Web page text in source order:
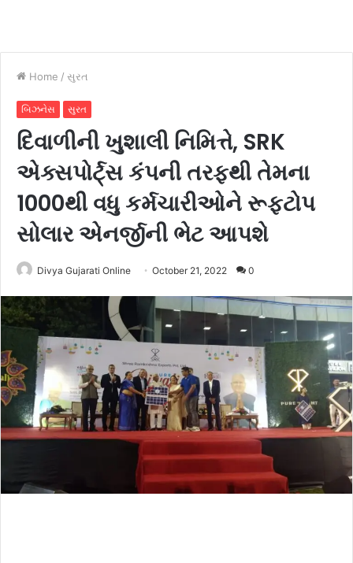
Home / સુરત
બિઝનેસ સુરત
દિવાળીની ખુશાલી નિમિત્તે, SRK
એક્સપોર્ટ્સ કંપની તરફથી તેમના
1000થી વધુ કર્મચારીઓને રૂફટોપ
સોલાર એનર્જીની ભેટ આપશે
Divya Gujarati Online October 21, 2022 0